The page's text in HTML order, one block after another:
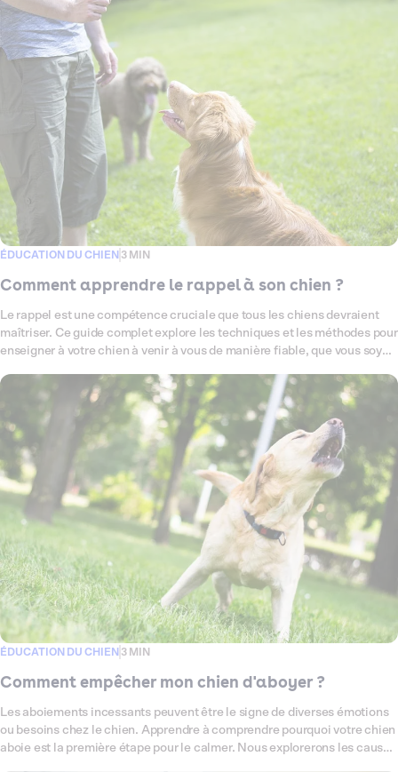
liées au dressage des chiens.
ÉDUCATION DU CHIEN 3 MIN
Comment apprendre le rappel à son chien ?
Le rappel est une compétence cruciale que tous les chiens devraient
maîtriser. Ce guide complet explore les techniques et les méthodes pour
enseigner à votre chien à venir à vous de manière fiable, que vous soyez
ÉDUCATION DU CHIEN 3 MIN
Comment empêcher mon chien d'aboyer ?
Les aboiements incessants peuvent être le signe de diverses émotions
ou besoins chez le chien. Apprendre à comprendre pourquoi votre chien
aboie est la première étape pour le calmer. Nous explorerons les causes